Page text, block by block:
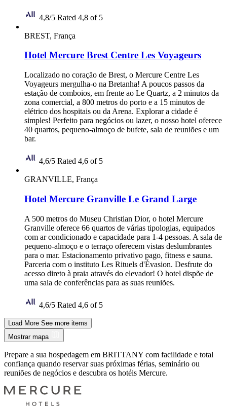
4,8/5 Rated 4,8 of 5
BREST, França
Hotel Mercure Brest Centre Les Voyageurs
Localizado no coração de Brest, o Mercure Centre Les
Voyageurs mergulha-o na Bretanha! A poucos passos da
estação de comboios, em frente ao Le Quartz, a 2 minutos da
zona comercial, a 800 metros do porto e a 15 minutos de
elétrico dos hospitais ou da Arena. Explorar a cidade é
simples! Perfeito para negócios ou lazer, o nosso hotel oferece
40 quartos, pequeno-almoço de bufete, sala de reuniões e um
bar.
4,6/5 Rated 4,6 of 5
GRANVILLE, França
Hotel Mercure Granville Le Grand Large
A 500 metros do Museu Christian Dior, o hotel Mercure
Granville oferece 66 quartos de várias tipologias, equipados
com ar condicionado e capacidade para 1-4 pessoas. A sala de
pequeno-almoço e o terraço oferecem vistas deslumbrantes
para o mar. Estacionamento privativo pago, fitness e sauna.
Parceria com o instituto Les Rituels d'Évasion. Desfrute do
acesso direto à praia através do elevador! O hotel dispõe de
uma sala de conferências para as suas reuniões.
4,6/5 Rated 4,6 of 5
Load More See more items
Mostrar mapa
Prepare a sua hospedagem em BRITTANY com facilidade e total
confiança quando reservar suas próximas férias, seminário ou
reuniões de negócios e descubra os hotéis Mercure.